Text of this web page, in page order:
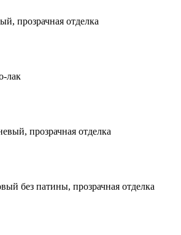
прозрачная отделка
лак
прозрачная отделка
без патины, прозрачная отделка